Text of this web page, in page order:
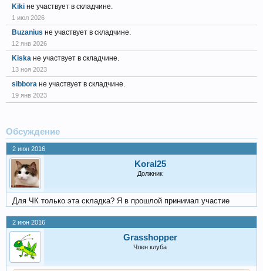
Kiki не участвует в складчине.
1 июл 2026
Buzanius не участвует в складчине.
12 янв 2026
Kiska не участвует в складчине.
13 ноя 2023
sibbora не участвует в складчине.
19 янв 2023
Обсуждение
2 июн 2016
Koral25
Должник
Для ЧК только эта складка? Я в прошлой принимал участие
2 июн 2016
Grasshopper
Член клуба